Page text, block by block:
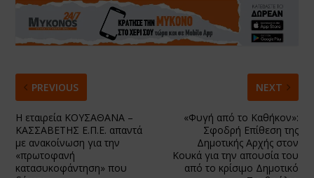
PREVIOUS
Η εταιρεία ΚΟΥΣΑΘΑΝΑ –
ΚΑΣΣΑΒΕΤΗΣ Ε.Π.Ε. απαντά
με ανακοίνωση για την
«πρωτοφανή
κατασυκοφάντηση» που
NEXT
«Φυγή από το Καθήκον»:
Σφοδρή Επίθεση της
Δημοτικής Αρχής στον
Κουκά για την απουσία του
από το κρίσιμο Δημοτικό